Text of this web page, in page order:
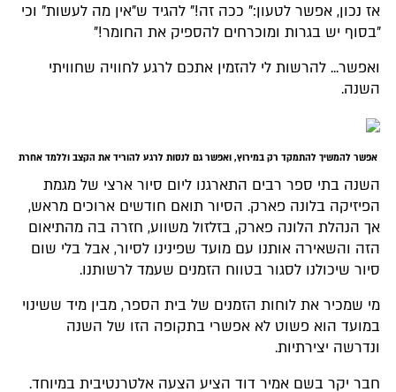
אז נכון, אפשר לטעון:" ככה זה!" להגיד ש"אין מה לעשות" וכי
"בסוף יש בגרות ומוכרחים להספיק את החומר!"
ואפשר... להרשות לי להזמין אתכם לרגע לחוויה שחוויתי
השנה.
אפשר להמשיך להתמקד רק במירוץ, ואפשר גם לנסות לרגע להוריד את הקצב וללמד אחרת
השנה בתי ספר רבים התארגנו ליום סיור ארצי של מגמת
הפיזיקה בלונה פארק. הסיור תואם חודשים ארוכים מראש,
אך הנהלת הלונה פארק, בזלזול משווע, חזרה בה מהתיאום
הזה והשאירה אותנו עם מועד שפינינו לסיור, אבל בלי שום
סיור שיכולנו לסגור בטווח הזמנים שעמד לרשותנו.
מי שמכיר את לוחות הזמנים של בית הספר, מבין מיד ששינוי
במועד הוא פשוט לא אפשרי בתקופה הזו של השנה
ונדרשה יצירתיות.
חבר יקר בשם אמיר דוד הציע הצעה אלטרנטיבית במיוחד.